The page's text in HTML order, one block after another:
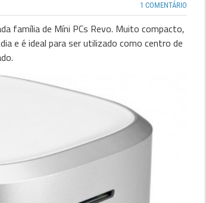
1 COMENTÁRIO
família de Míni PCs Revo. Muito compacto,
e é ideal para ser utilizado como centro de